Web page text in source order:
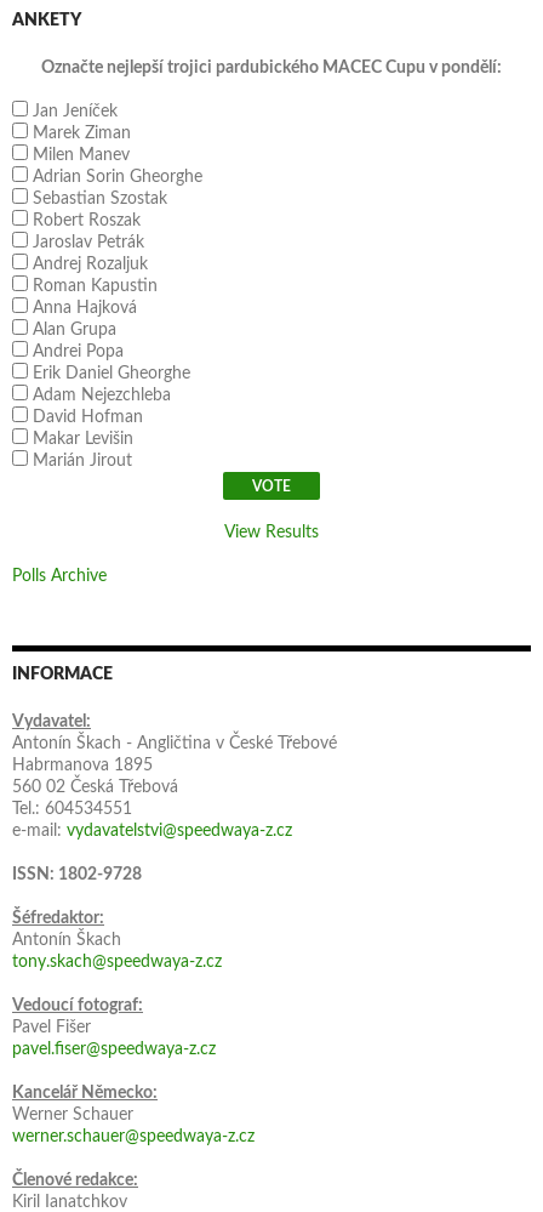
ANKETY
Označte nejlepší trojici pardubického MACEC Cupu v pondělí:
Jan Jeníček
Marek Ziman
Milen Manev
Adrian Sorin Gheorghe
Sebastian Szostak
Robert Roszak
Jaroslav Petrák
Andrej Rozaljuk
Roman Kapustin
Anna Hajková
Alan Grupa
Andrei Popa
Erik Daniel Gheorghe
Adam Nejezchleba
David Hofman
Makar Levišin
Marián Jirout
View Results
Polls Archive
INFORMACE
Vydavatel:
Antonín Škach - Angličtina v České Třebové
Habrmanova 1895
560 02 Česká Třebová
Tel.: 604534551
e-mail: vydavatelstvi@speedwaya-z.cz
ISSN: 1802-9728
Šéfredaktor:
Antonín Škach
tony.skach@speedwaya-z.cz
Vedoucí fotograf:
Pavel Fišer
pavel.fiser@speedwaya-z.cz
Kancelář Německo:
Werner Schauer
werner.schauer@speedwaya-z.cz
Členové redakce:
Kiril Ianatchkov